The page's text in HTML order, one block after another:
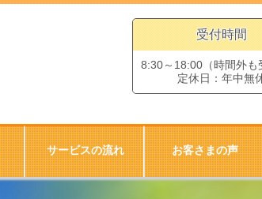
受付時間
8:30～18:00（時間外も
定休日：年中無
サービスの流れ お客さまの声